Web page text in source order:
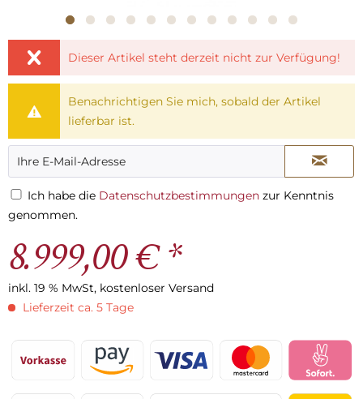
Dieser Artikel steht derzeit nicht zur Verfügung!
Benachrichtigen Sie mich, sobald der Artikel
lieferbar ist.
Ich habe die Datenschutzbestimmungen zur Kenntnis
genommen.
8.999,00 € *
inkl. 19 % MwSt, kostenloser Versand
Lieferzeit ca. 5 Tage